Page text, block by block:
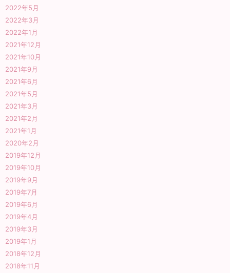
2022年5月
2022年3月
2022年1月
2021年12月
2021年10月
2021年9月
2021年6月
2021年5月
2021年3月
2021年2月
2021年1月
2020年2月
2019年12月
2019年10月
2019年9月
2019年7月
2019年6月
2019年4月
2019年3月
2019年1月
2018年12月
2018年11月